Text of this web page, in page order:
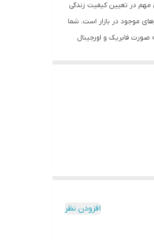
مهم در تعیین کیفیت زندگی
موجود در بازار است. شما
صورت فابریک و اورجینال
افزودن نظر